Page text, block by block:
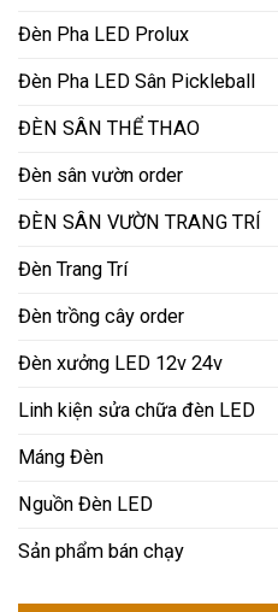
Đèn Pha LED Prolux
Đèn Pha LED Sân Pickleball
ĐÈN SÂN THỂ THAO
Đèn sân vườn order
ĐÈN SÂN VƯỜN TRANG TRÍ
Đèn Trang Trí
Đèn trồng cây order
Đèn xưởng LED 12v 24v
Linh kiện sửa chữa đèn LED
Máng Đèn
Nguồn Đèn LED
Sản phẩm bán chạy